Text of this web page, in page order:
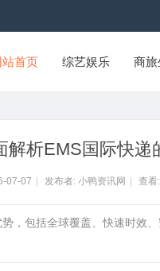
站首页 综艺娱乐 商
解析EMS国际快递
07-07 发布者: 小鸭资讯网 查
，包括全球覆盖、快速时效